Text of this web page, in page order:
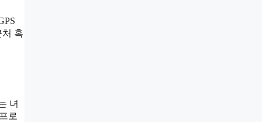
혹
녀
로